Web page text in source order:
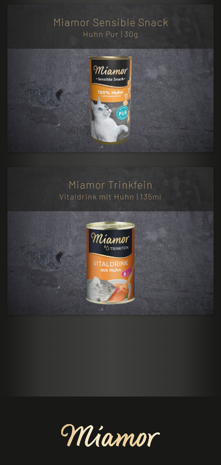
Miamor Sensible Snack
Huhn Pur | 30g
Miamor Trinkfein
Vitaldrink mit Huhn | 135ml